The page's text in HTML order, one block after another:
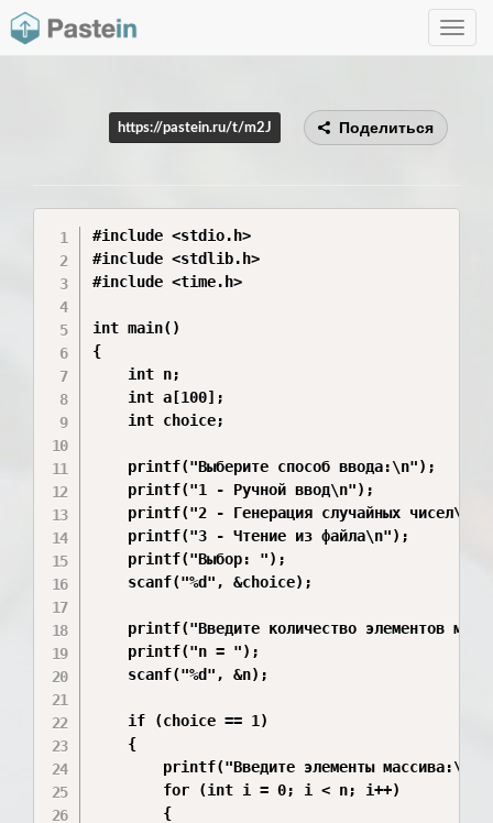
Toggle
https://pastein.ru/t/m2J Поделиться
#include <stdio.h>
#include <stdlib.h>
#include <time.h>
int main()
{
    int n;
    int a[100];
    int choice;
    printf("Выберите способ ввода:\n");
    printf("1 - Ручной ввод\n");
printf("2 - Генерация случайных
    printf("3 - Чтение из файла\n");
    printf("Выбор: ");
    scanf("%d", &choice);
printf("Введите количество элементов
    printf("n = ");
    scanf("%d", &n);
    if (choice == 1)
    {
printf("Введите элементы
        for (int i = 0; i < n; i++)
        {